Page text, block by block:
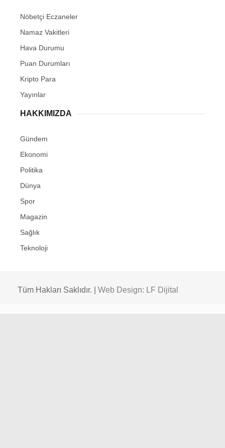
Nöbetçi Eczaneler
Namaz Vakitleri
Hava Durumu
Puan Durumları
Kripto Para
Yayınlar
HAKKIMIZDA
Gündem
Ekonomi
Politika
Dünya
Spor
Magazin
Sağlık
Teknoloji
Tüm Hakları Saklıdır. | Web Design: LF Dijital